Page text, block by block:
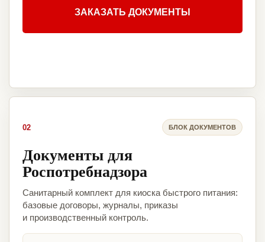
ЗАКАЗАТЬ ДОКУМЕНТЫ
02 БЛОК ДОКУМЕНТОВ
Документы для
Роспотребнадзора
Санитарный комплект для киоска быстрого питания:
базовые договоры, журналы, приказы
и производственный контроль.